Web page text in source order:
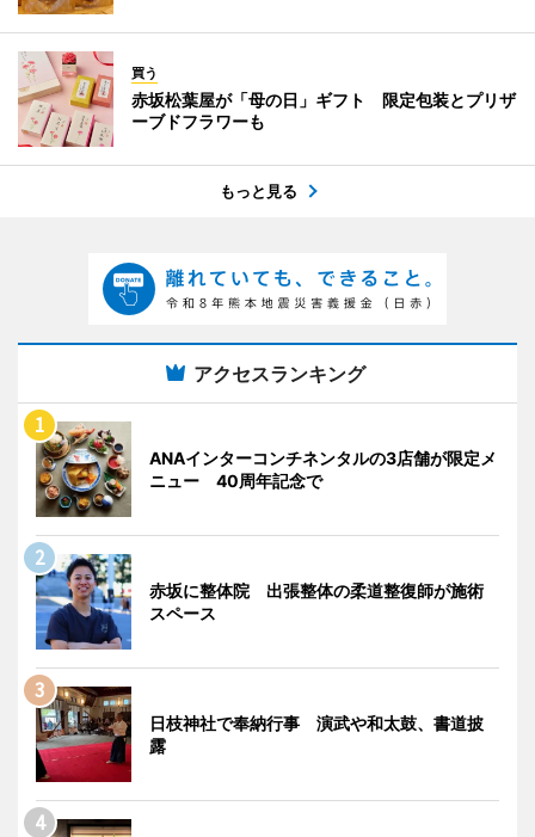
買う
赤坂松葉屋が「母の日」ギフト 限定包装とプリザ
ーブドフラワーも
もっと見る
アクセスランキング
ANAインターコンチネンタルの3店舗が限定メ
ニュー 40周年記念で
赤坂に整体院 出張整体の柔道整復師が施術
スペース
日枝神社で奉納行事 演武や和太鼓、書道披
露